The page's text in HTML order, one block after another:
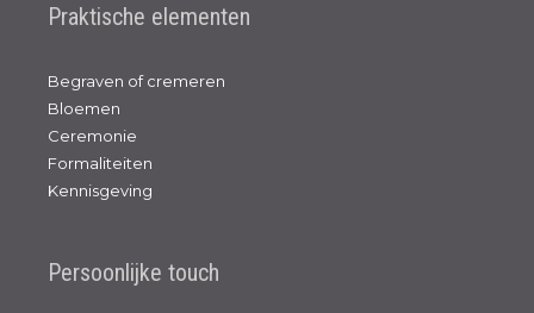
Praktische elementen
Begraven of cremeren
Bloemen
Ceremonie
Formaliteiten
Kennisgeving
Persoonlijke touch